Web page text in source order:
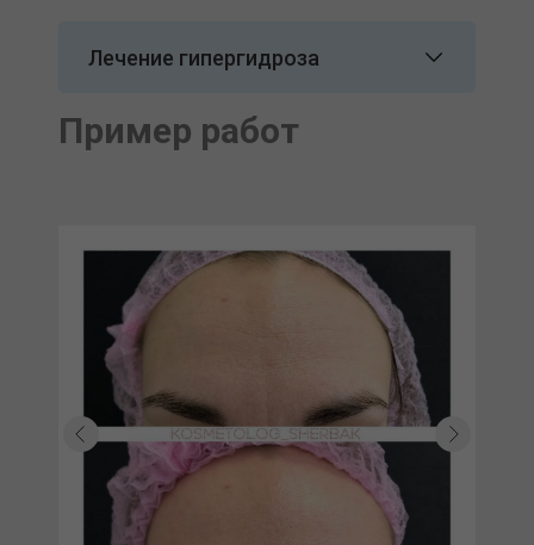
Лечение гипергидроза
Пример работ